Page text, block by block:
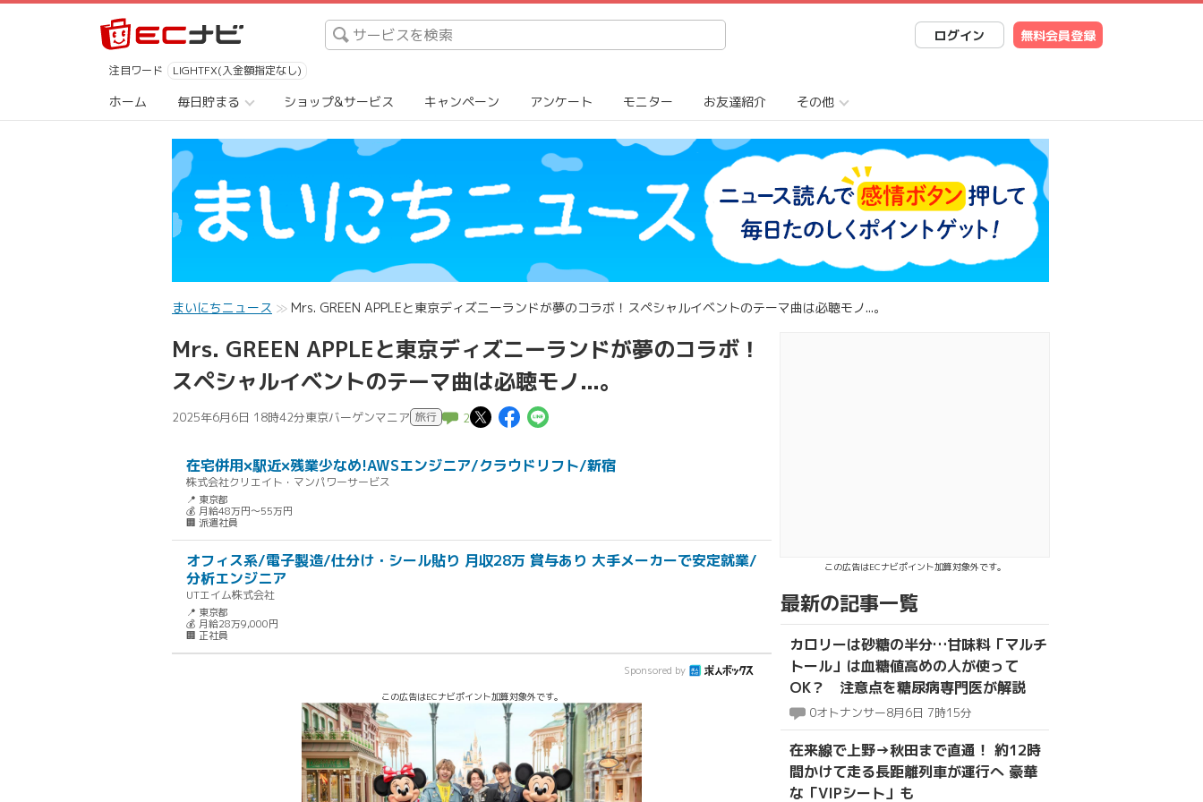
ログイン 無料会員登録
注目ワード LIGHTFX(入金額指定なし)
ホーム 毎日貯まる ショップ&サービス キャンペーン アンケート モニター お友達紹介 その他
まいにちニュース Mrs. GREEN APPLEと東京ディズニーランドが夢のコラボ！スペシャルイベントのテーマ曲は必聴モノ...。
Mrs. GREEN APPLEと東京ディズニーランドが夢のコラボ！
スペシャルイベントのテーマ曲は必聴モノ...。
2025年6月6日 18時42分東京バーゲンマニア 旅行 2 この記事についてポスト
この記事についてFacebookでシェア
在宅併用×駅近×残業少なめ!AWSエンジニア/クラウドリフト/新宿
株式会社クリエイト・マンパワーサービス
📍 東京都
💰 月給48万円～55万円
🏢 派遣社員
オフィス系/電子製造/仕分け・シール貼り 月収28万 賞与あり 大手メーカーで安定就業/
分析エンジニア
UTエイム株式会社
📍 東京都
💰 月給28万9,000円
🏢 正社員
Sponsored by
この広告はECナビポイント加算対象外です。
この広告はECナビポイント加算対象外です。
最新の記事一覧
カロリーは砂糖の半分…甘味料「マルチ
トール」は血糖値高めの人が使って
OK？ 注意点を糖尿病専門医が解説
0オトナンサー8月6日 7時15分
在来線で上野→秋田まで直通！ 約12時
間かけて走る長距離列車が運行へ 豪華
な「VIPシート」も